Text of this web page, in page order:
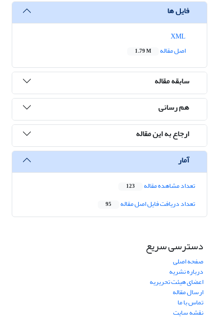
فایل ها
اصل مقاله
1.79 M
سابقه مقاله
هم رسانی
ارجاع به این مقاله
آمار
تعداد مشاهده مقاله 123
تعداد دریافت فایل اصل مقاله 95
دسترسی سریع
صفحه اصلی
درباره نشریه
اعضای هیئت تحریریه
ارسال مقاله
تماس با ما
نقشه سایت